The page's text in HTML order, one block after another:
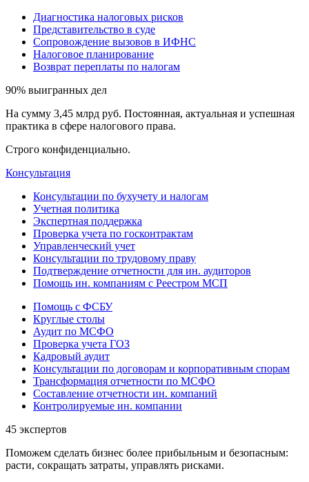
Диагностика налоговых рисков
Представительство в суде
Сопровождение вызовов в ИФНС
Налоговое планирование
Возврат переплаты по налогам
90% выигранных дел
На сумму 3,45 млрд руб. Постоянная, актуальная и успешная
практика в сфере налогового права.
Строго конфиденциально.
Консультация
Консультации по бухучету и налогам
Учетная политика
Экспертная поддержка
Проверка учета по госконтрактам
Управленческий учет
Консультации по трудовому праву
Подтверждение отчетности для ин. аудиторов
Помощь ин. компаниям с Реестром МСП
Помощь с ФСБУ
Круглые столы
Аудит по МСФО
Проверка учета ГОЗ
Кадровый аудит
Консультации по договорам и корпоративным спорам
Трансформация отчетности по МСФО
Составление отчетности ин. компаний
Контролируемые ин. компании
45 экспертов
Поможем сделать бизнес более прибыльным и безопасным:
расти, cокращать затраты, управлять рисками.